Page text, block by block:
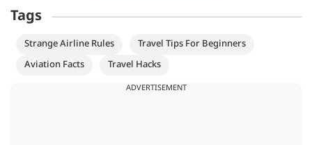
Tags
Strange Airline Rules
Travel Tips For Beginners
Aviation Facts
Travel Hacks
ADVERTISEMENT